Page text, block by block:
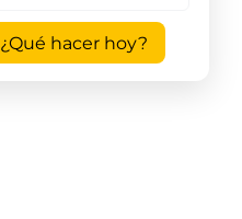
¿Qué hacer hoy?